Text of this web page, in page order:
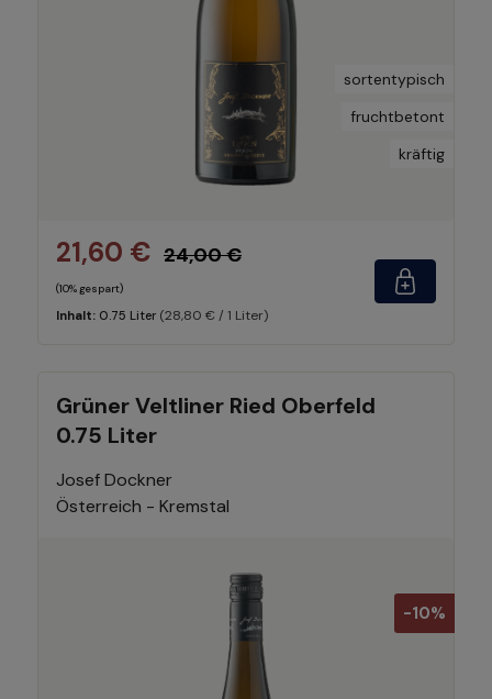
sortentypisch
fruchtbetont
kräftig
21,60 € 24,00 €
(10% gespart)
Inhalt: 0.75 Liter (28,80 € / 1 Liter)
Grüner Veltliner Ried Oberfeld
0.75 Liter
Josef Dockner
Österreich - Kremstal
-10%